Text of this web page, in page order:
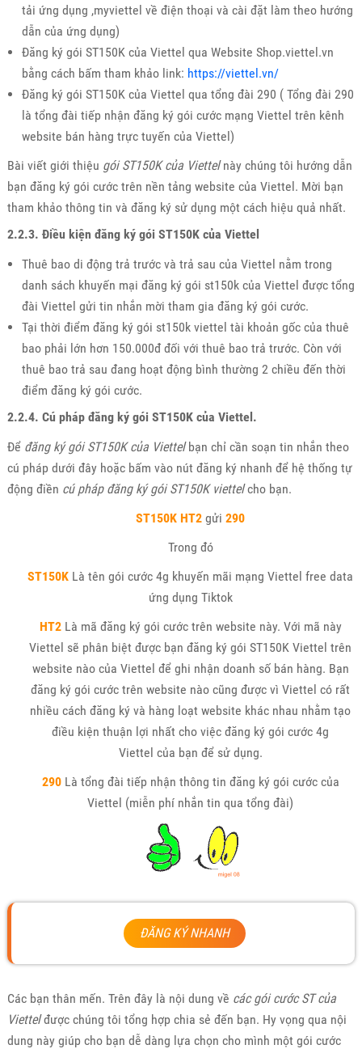
tải ứng dụng ,myviettel về điện thoại và cài đặt làm theo hướng
dẫn của ứng dụng)
Đăng ký gói ST150K của Viettel qua Website Shop.viettel.vn
bằng cách bấm tham khảo link: https://viettel.vn/
Đăng ký gói ST150K của Viettel qua tổng đài 290 ( Tổng đài 290
là tổng đài tiếp nhận đăng ký gói cước mạng Viettel trên kênh
website bán hàng trực tuyến của Viettel)
Bài viết giới thiệu gói ST150K của Viettelnày chúng tôi hướng dẫn
bạn đăng ký gói cước trên nền tảng website của Viettel. Mời bạn
tham khảo thông tin và đăng ký sử dụng một cách hiệu quả nhất.
2.2.3. Điều kiện đăng ký gói ST150K của Viettel
Thuê bao di động trả trước và trả sau của Viettel nằm trong
danh sách khuyến mại đăng ký gói st150k của Viettel được tổng
đài Viettel gửi tin nhắn mời tham gia đăng ký gói cước.
Tại thời điểm đăng ký gói st150k viettel tài khoản gốc của thuê
bao phải lớn hơn 150.000đ đối với thuê bao trả trước. Còn với
thuê bao trả sau đang hoạt động bình thường 2 chiều đến thời
điểm đăng ký gói cước.
2.2.4. Cú pháp đăng ký gói ST150K của Viettel.
Để đăng ký gói ST150K của Viettelbạn chỉ cần soạn tin nhắn theo
cú pháp dưới đây hoặc bấm vào nút đăng ký nhanh để hệ thống tự
động điền cú pháp đăng ký gói ST150K viettelcho bạn.
ST150K HT2 gửi 290
Trong đó
ST150K Là tên gói cước 4g khuyến mãi mạng Viettel free data
ứng dụng Tiktok
HT2 Là mã đăng ký gói cước trên website này. Với mã này
Viettel sẽ phân biệt được bạn đăng ký gói ST150K Viettel trên
website nào của Viettel để ghi nhận doanh số bán hàng. Bạn
đăng ký gói cước trên website nào cũng được vì Viettel có rất
nhiều cách đăng ký và hàng loạt website khác nhau nhằm tạo
điều kiện thuận lợi nhất cho việc đăng ký gói cước 4g
Viettel của bạn để sử dụng.
290Là tổng đài tiếp nhận thông tin đăng ký gói cước của
Viettel (miễn phí nhắn tin qua tổng đài)
ĐĂNG KÝ NHANH
Các bạn thân mến. Trên đây là nội dung về các gói cước ST của
Viettelđược chúng tôi tổng hợp chia sẻ đến bạn. Hy vọng qua nội
dung này giúp cho bạn dễ dàng lựa chọn cho mình một gói cước